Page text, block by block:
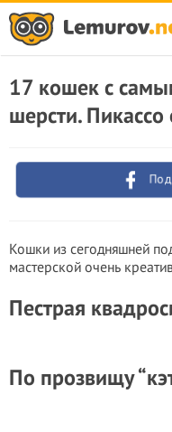
17 кошек с
шерсти.
Кошки из сегодняшней
мастерской очень
Пестрая
По прозвищу